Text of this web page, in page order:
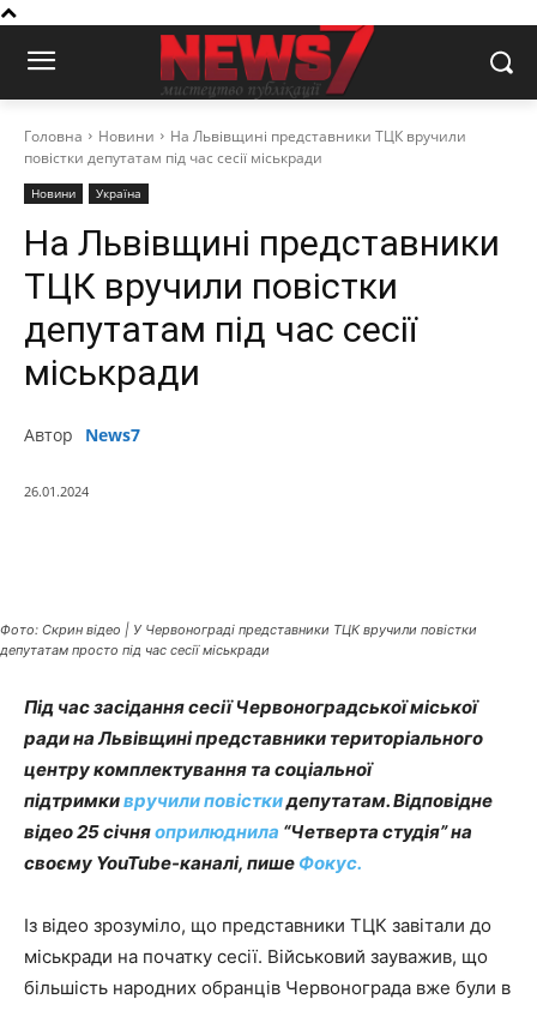
Головна Новини
На Львівщині представники ТЦК вручили
повістки депутатам під час сесії міськради
Новини Україна
На Львівщині представники
ТЦК вручили повістки
депутатам під час сесії
міськради
Автор News7
26.01.2024
Фото: Скрин відео | У Червонограді представники ТЦК вручили повістки
депутатам просто під час сесії міськради
Під час засідання сесії Червоноградської міської
ради на Львівщині представники територіального
центру комплектування та соціальної
підтримкивручили повісткидепутатам. Відповідне
відео 25 січняоприлюднила “Четверта студія” на
своєму YouTube-каналі, пише Фокус.
Із відео зрозуміло, що представники ТЦК завітали до
міськради на початку сесії. Військовий зауважив, що
більшість народних обранців Червонограда вже були в